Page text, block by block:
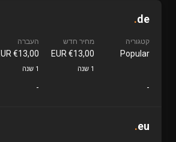
.de
קטגוריה
Popular
מחיר חדש
€13,00 EUR
1 שנה
העברה
€13,00 EUR
1 שנה
-
-
.eu